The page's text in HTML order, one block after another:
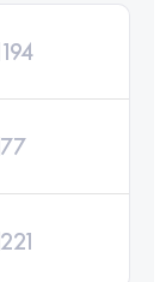
194
77
221